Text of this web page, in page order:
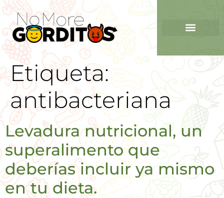
Etiqueta:
antibacteriana
Levadura nutricional, un
superalimento que
deberías incluir ya mismo
en tu dieta.